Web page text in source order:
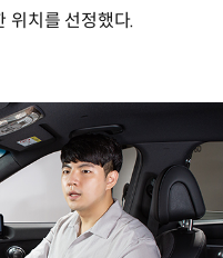
위치를 선정했다.